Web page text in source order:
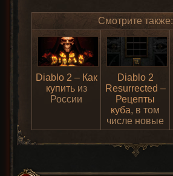
Смотрите также:
Diablo 2 – Как
купитьиз
России
Diablo 2
Resurrected –
Рецепты
куба, в том
числе новые